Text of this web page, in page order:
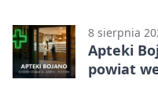
8 sierpnia
Apteki
powiat